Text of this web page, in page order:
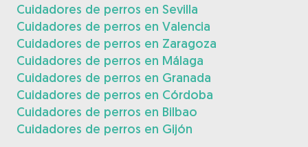
Cuidadores de perros en Sevilla
Cuidadores de perros en Valencia
Cuidadores de perros en Zaragoza
Cuidadores de perros en Málaga
Cuidadores de perros en Granada
Cuidadores de perros en Córdoba
Cuidadores de perros en Bilbao
Cuidadores de perros en Gijón